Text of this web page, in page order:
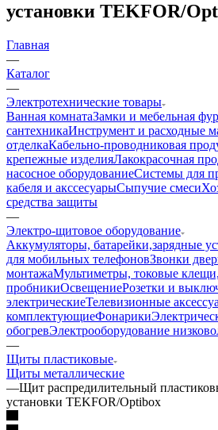
установки TEKFOR/
Главная
—
Каталог
—
Электротехнические товары
Ванная комнатаЗамки и мебельная
сантехникаИнструмент и расходные
отделкаКабельно-проводниковая
крепежные изделияЛакокрасочная
насосное оборудованиеСистемы для
кабеля и акссесуарыСыпучие смеси
средства защиты
—
Электро-щитовое оборудование
Аккумуляторы, батарейки,зарядные
для мобильных телефоновЗвонки
монтажаМультиметры, токовые
пробникиОсвещениеРозетки и
электрическиеТелевизионные
комплектующиеФонарики
обогревЭлектрооборудование
—
Щиты пластиковые
Щиты металлические
—Щит распредилительный
установки TEKFOR/Optibox